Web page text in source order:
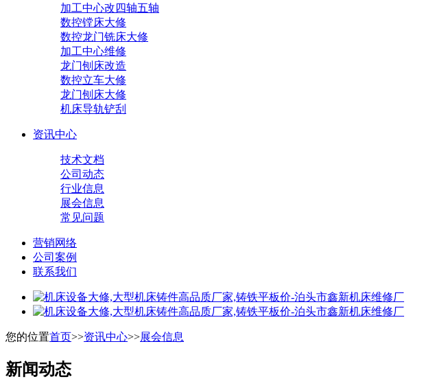
加工中心改四轴五轴
数控镗床大修
数控龙门铣床大修
加工中心维修
龙门刨床改造
数控立车大修
龙门刨床大修
机床导轨铲刮
资讯中心
技术文档
公司动态
行业信息
展会信息
常见问题
营销网络
公司案例
联系我们
您的位置首页>>资讯中心>>展会信息
新闻动态